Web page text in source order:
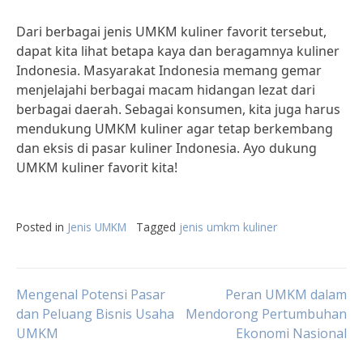
Dari berbagai jenis UMKM kuliner favorit tersebut,
dapat kita lihat betapa kaya dan beragamnya kuliner
Indonesia. Masyarakat Indonesia memang gemar
menjelajahi berbagai macam hidangan lezat dari
berbagai daerah. Sebagai konsumen, kita juga harus
mendukung UMKM kuliner agar tetap berkembang
dan eksis di pasar kuliner Indonesia. Ayo dukung
UMKM kuliner favorit kita!
Posted in Jenis UMKM Tagged jenis umkm kuliner
Post
navigation
Mengenal Potensi Pasar
dan Peluang Bisnis Usaha
UMKM
Peran UMKM dalam
Mendorong Pertumbuhan
Ekonomi Nasional